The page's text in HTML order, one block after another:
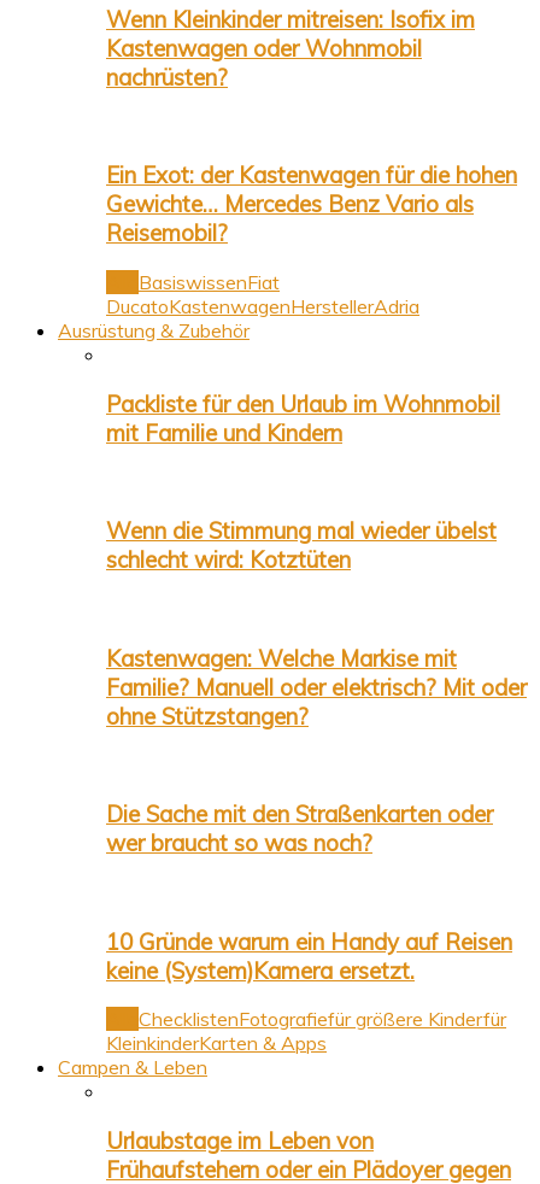
Wenn Kleinkinder mitreisen: Isofix im
Kastenwagen oder Wohnmobil
nachrüsten?
Ein Exot: der Kastenwagen für die hohen
Gewichte… Mercedes Benz Vario als
Reisemobil?
BasiswissenFiat
DucatoKastenwagenHerstellerAdria
Ausrüstung & Zubehör
Packliste für den Urlaub im Wohnmobil
mit Familie und Kindern
Wenn die Stimmung mal wieder übelst
schlecht wird: Kotztüten
Kastenwagen: Welche Markise mit
Familie? Manuell oder elektrisch? Mit oder
ohne Stützstangen?
Die Sache mit den Straßenkarten oder
wer braucht so was noch?
10 Gründe warum ein Handy auf Reisen
keine (System)Kamera ersetzt.
ChecklistenFotografiefür größere Kinderfür
KleinkinderKarten & Apps
Campen & Leben
Urlaubstage im Leben von
Frühaufstehern oder ein Plädoyer gegen